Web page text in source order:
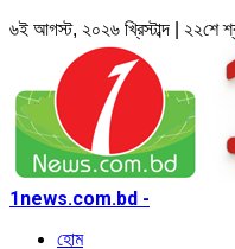
৬ই আগস্ট, ২০২৬ খ্রিস্টাব্দ | ২২শে
1news.com.bd -
হোম